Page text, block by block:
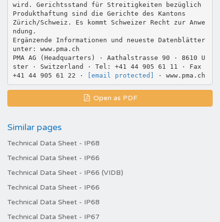
wird. Gerichtsstand für Streitigkeiten bezüglich
Produkthaftung sind die Gerichte des Kantons
Zürich/Schweiz. Es kommt Schweizer Recht zur Anwe
ndung.
Ergänzende Informationen und neueste Datenblätter
unter: www.pma.ch
PMA AG (Headquarters) · Aathalstrasse 90 · 8610 U
ster · Switzerland · Tel: +41 44 905 61 11 · Fax
+41 44 905 61 22 ·
[email protected]
Open as PDF
Similar pages
Technical Data Sheet - IP68
Technical Data Sheet - IP66
Technical Data Sheet - IP66 (VIDB)
Technical Data Sheet - IP66
Technical Data Sheet - IP68
Technical Data Sheet - IP67